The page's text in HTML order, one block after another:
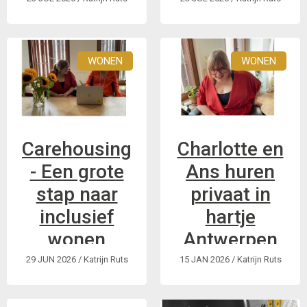
Dit is een korte
samenvatting in
eenvoudigere taal
van het interview
Jill Schoeters.
Interview met
onderzoekster Jill
Schoeters: “Een
harde
wellicht niet de
beste manier van
werken”
WONEN
Carehousing
- Een grote
stap naar
inclusief
wonen
29 JUN 2026/ Katrijn Ruts
WONEN
Charlotte en
Ans huren
privaat in
hartje
Antwerpen
15 JAN 2026/ Katrijn Ruts